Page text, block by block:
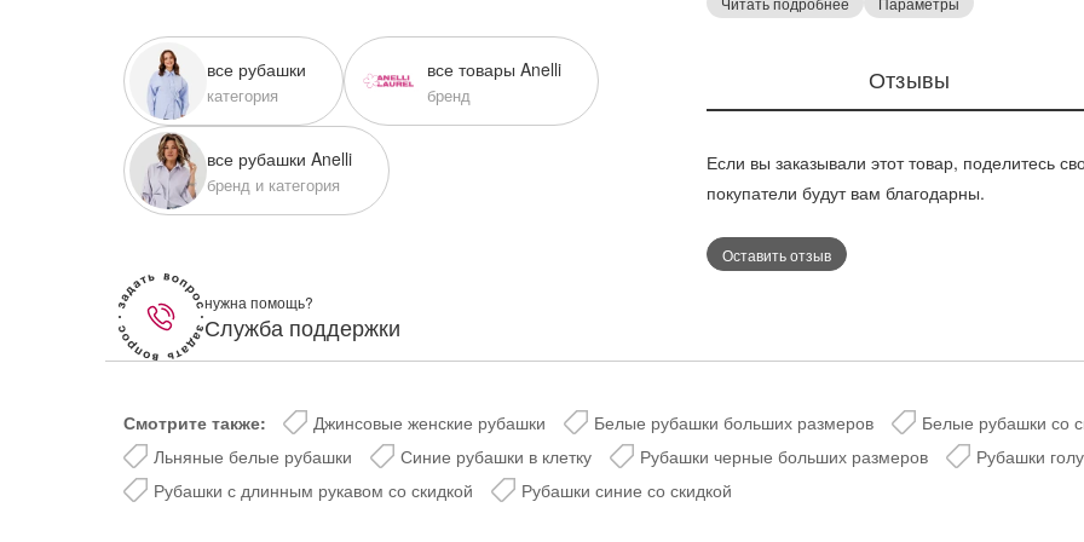
все рубашки
категория
все товары Anelli
бренд
все рубашки Anelli
бренд и категория
нужна помощь?
Служба поддержки
Таблица размеров
активностей, так и для офисного стиля.
рубашка легко сочетается с
Отзывы
Если вы заказывали этот товар, поделитесь
покупатели будут вам благодарны.
Оставить отзыв
Смотрите также: Джинсовые женские рубашки Белые рубашки больших размеров Белые рубашки со
Льняные белые рубашки
Синие рубашки в клетку Рубашки черные больших размеров
Рубашки
Рубашки с длинным рукавом со скидкой
Рубашки синие со скидкой
Таблица размеров
Дарим скидку 5%
за подписку на
Стильные подборки,
@velesmoda_bot